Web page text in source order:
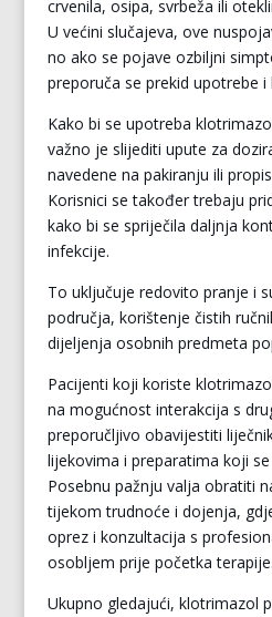
crvenila, osipa, svrbeža ili
U većini slučajeva, ove
no ako se pojave ozbiljni
preporuča se prekid upotrebe
Kako bi se upotreba
važno je slijediti upute za
navedene na pakiranju ili
Korisnici se također trebaju
kako bi se spriječila daljnja
infekcije.
To uključuje redovito pranje i
područja, korištenje čistih
dijeljenja osobnih predmeta
Pacijenti koji koriste
na mogućnost interakcija s
preporučljivo obavijestiti
lijekovima i preparatima koji
Posebnu pažnju valja obratiti
tijekom trudnoće i dojenja,
oprez i konzultacija s
osobljem prije početka terapije.
Ukupno gledajući, klotrimazol